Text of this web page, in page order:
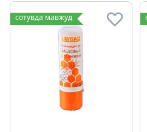
сотувда мавжуд